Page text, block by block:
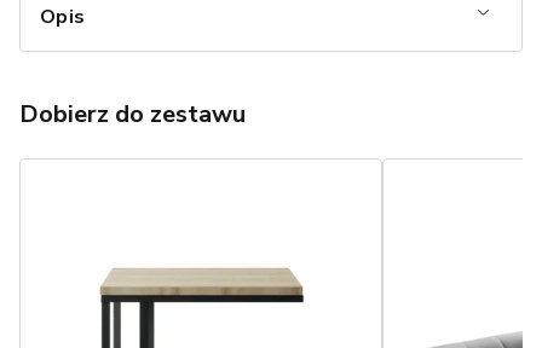
Opis
Dobierz do zestawu